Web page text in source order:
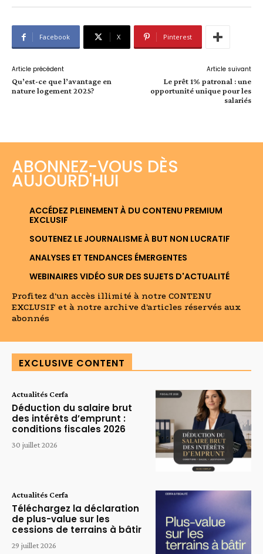
Facebook X Pinterest
Article précédent
Qu’est-ce que l’avantage en
nature logement 2025?
Article suivant
Le prêt 1% patronal : une
opportunité unique pour les
salariés
ABONNEZ-VOUS DÈS
AUJOURD'HUI
ACCÉDEZ PLEINEMENT À DU CONTENU PREMIUM
EXCLUSIF
SOUTENEZ LE JOURNALISME À BUT NON LUCRATIF
ANALYSES ET TENDANCES ÉMERGENTES
WEBINAIRES VIDÉO SUR DES SUJETS D'ACTUALITÉ
Profitez d'un accès illimité à notre CONTENU
EXCLUSIF et à notre archive d'articles réservés aux
abonnés
EXCLUSIVE CONTENT
Actualités Cerfa
Déduction du salaire brut
des intérêts d’emprunt :
conditions fiscales 2026
30 juillet 2026
Actualités Cerfa
Téléchargez la déclaration
de plus-value sur les
cessions de terrains à bâtir
29 juillet 2026